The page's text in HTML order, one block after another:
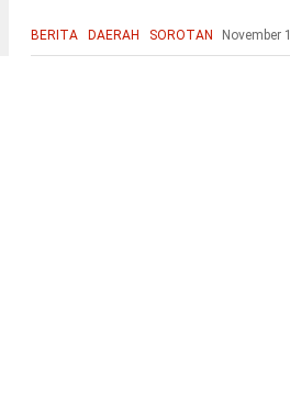
BERITA DAERAH SOROTAN November